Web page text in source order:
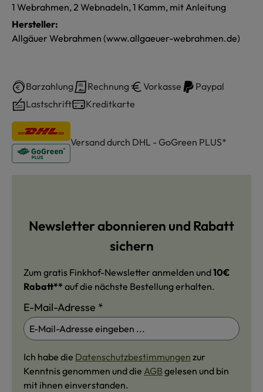
1 Webrahmen, 2 Webnadeln, 1 Kamm, mit Anleitung
Hersteller:
Allgäuer Webrahmen (www.allgaeuer-webrahmen.de)
Barzahlung Rechnung Vorkasse
Paypal
Lastschrift
Kreditkarte
Versand durch DHL - GoGreen PLUS*
Newsletter abonnieren und Rabatt
sichern
Zum gratis Finkhof-Newsletter anmelden und10€
Rabatt** auf die nächste Bestellung erhalten.
E-Mail-Adresse *
Ich habe die Datenschutzbestimmungen zur
Kenntnis genommen und die AGB gelesen und bin
mit ihnen einverstanden.